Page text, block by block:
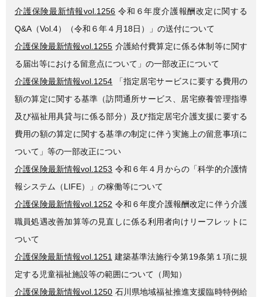
介護保険最新情報vol.1256 令和６年度介護報酬改定に関する
Q&A（Vol.4）（令和６年４月18日）」の送付について
介護保険最新情報vol.1255 介護給付費算定に係る体制等に関す
る届出等における留意点について」の一部改正について
介護保険最新情報vol.1254 「指定居宅サービスに要する費用の
額の算定に関する基準（訪問通所サービス、居宅療養管理指導
及び福祉用具貸与に係る部分）及び指定居宅介護支援に要する
費用の額の算定に関する基準の制定に伴う実施上の留意事項に
ついて」等の一部改正につい
介護保険最新情報vol.1253 令和６年４月からの「科学的介護情
報システム（LIFE）」の稼働等について
介護保険最新情報vol.1252 令和６年度介護報酬改定に伴う介護
職員処遇改善加算等の見直しに係る利用者向けリーフレットに
ついて
介護保険最新情報vol.1251 建築基準法施行令第19条第１項に規
定する児童福祉施設等の範囲について（周知）
介護保険最新情報vol.1250 石川県地域福祉推進支援臨時特例給